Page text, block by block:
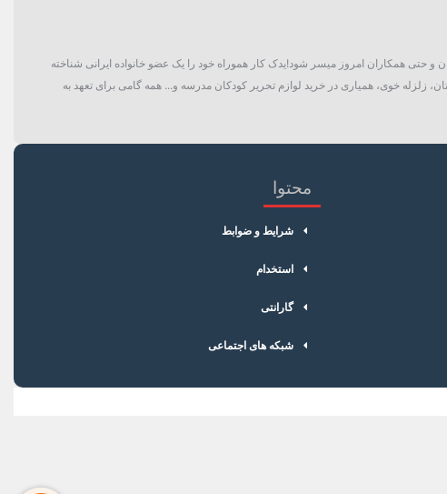
کنندگان و حتی همکاران امروز میسر شود!یدک کار هموراه خود را یک عضو خانواده ایرانی شناخته
زلزله خوی، همیاری در خرید لوازم تحریر کودکان مدرسه و... همه گامی برای تعهد به
محتوا
شرایط و ضوابط
استخدام
گارانتی
شبکه های اجتماعی